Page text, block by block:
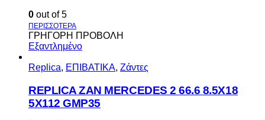
0 out of 5
ΓΡΗΓΟΡΗ ΠΡΟΒΟΛΗ
Εξαντλημένο
Replica, ΕΠΙΒΑΤΙΚΑ, Ζάντες
REPLICA ZAN MERCEDES 2 66.6 8.5X18
5X112 GMP35